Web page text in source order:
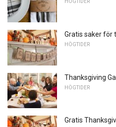
HÖGTIDER
Gratis saker för
HÖGTIDER
Thanksgiving
HÖGTIDER
Gratis